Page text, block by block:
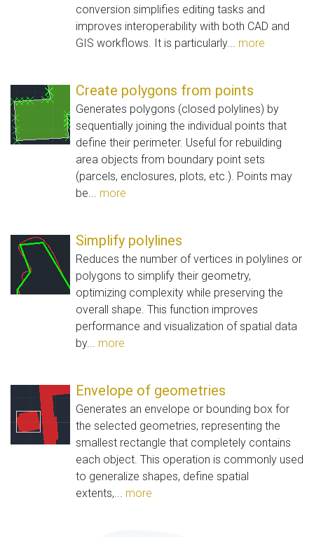
conversion simplifies editing tasks and
improves interoperability with both CAD and
GIS workflows. It is particularly... more
Create polygons from points
Generates polygons (closed polylines) by
sequentially joining the individual points that
define their perimeter. Useful for rebuilding
area objects from boundary point sets
(parcels, enclosures, plots, etc.). Points may
be... more
Simplify polylines
Reduces the number of vertices in polylines or
polygons to simplify their geometry,
optimizing complexity while preserving the
overall shape. This function improves
performance and visualization of spatial data
by... more
Envelope of geometries
Generates an envelope or bounding box for
the selected geometries, representing the
smallest rectangle that completely contains
each object. This operation is commonly used
to generalize shapes, define spatial
extents,... more